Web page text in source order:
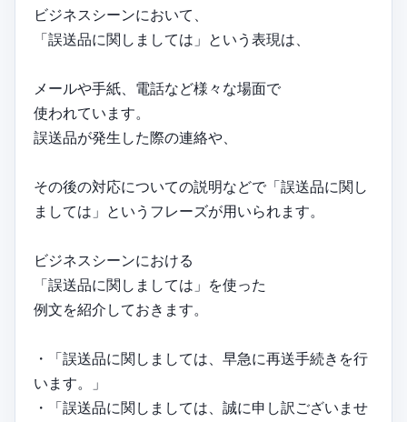
ビジネスシーンにおいて、
「誤送品に関しましては」という表現は、
メールや手紙、電話など様々な場面で
使われています。
誤送品が発生した際の連絡や、
その後の対応についての説明などで「誤送品に関し
ましては」というフレーズが用いられます。
ビジネスシーンにおける
「誤送品に関しましては」を使った
例文を紹介しておきます。
・「誤送品に関しましては、早急に再送手続きを行
います。」
・「誤送品に関しましては、誠に申し訳ございませ